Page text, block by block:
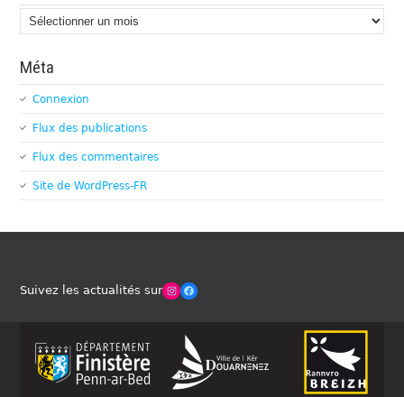
Archives
Méta
Connexion
Flux des publications
Flux des commentaires
Site de WordPress-FR
Suivez les actualités surWinches Club OfficielFacebook